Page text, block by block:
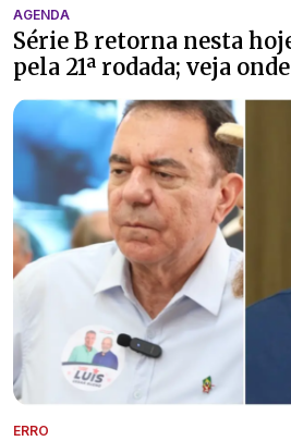
AGENDA
Série B retorna nesta
pela 21ª rodada; veja
ERRO